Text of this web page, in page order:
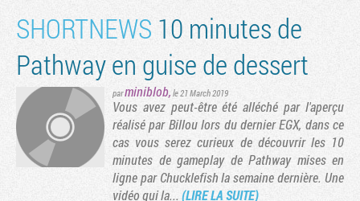
SHORTNEWS 10 minutes de
Pathway en guise de dessert
parminiblob, le 21 March 2019
Vous avez peut-être été alléché par l'aperçu
réalisé par Billou lors du dernier EGX, dans ce
cas vous serez curieux de découvrir les 10
minutes de gameplay de Pathway mises en
ligne par Chucklefish la semaine dernière. Une
vidéo qui la...(LIRE LA SUITE)